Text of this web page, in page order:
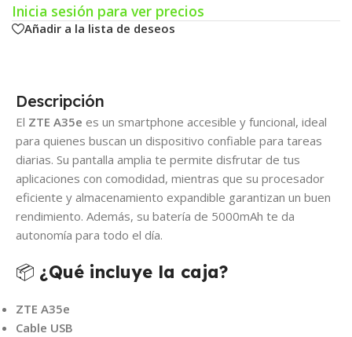
Inicia sesión para ver precios
Añadir a la lista de deseos
Descripción
El ZTE A35e es un smartphone accesible y funcional, ideal
para quienes buscan un dispositivo confiable para tareas
diarias. Su pantalla amplia te permite disfrutar de tus
aplicaciones con comodidad, mientras que su procesador
eficiente y almacenamiento expandible garantizan un buen
rendimiento. Además, su batería de 5000mAh te da
autonomía para todo el día.
📦 ¿Qué incluye la caja?
ZTE A35e
Cable USB